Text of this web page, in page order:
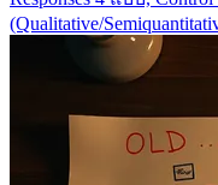
(Qualitative/